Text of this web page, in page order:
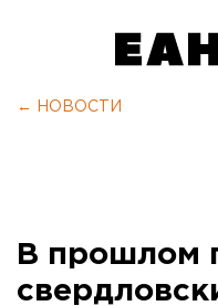
← НОВОСТИ
В прошлом